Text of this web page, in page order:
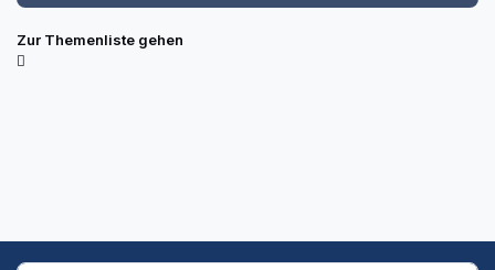
Zur Themenliste gehen